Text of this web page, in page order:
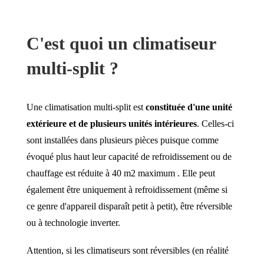
C'est quoi un climatiseur
multi-split ?
Une climatisation multi-split est constituée d'une unité
extérieure et de plusieurs unités intérieures. Celles-ci
sont installées dans plusieurs pièces puisque comme
évoqué plus haut leur capacité de refroidissement ou de
chauffage est réduite à 40 m2 maximum . Elle peut
également être uniquement à refroidissement (même si
ce genre d'appareil disparaît petit à petit), être réversible
ou à technologie inverter.
Attention, si les climatiseurs sont réversibles (en réalité